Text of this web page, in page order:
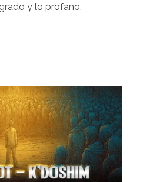
y lo profano.